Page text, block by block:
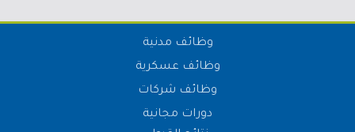
وظائف مدنية
وظائف عسكرية
وظائف شركات
دورات مجانية